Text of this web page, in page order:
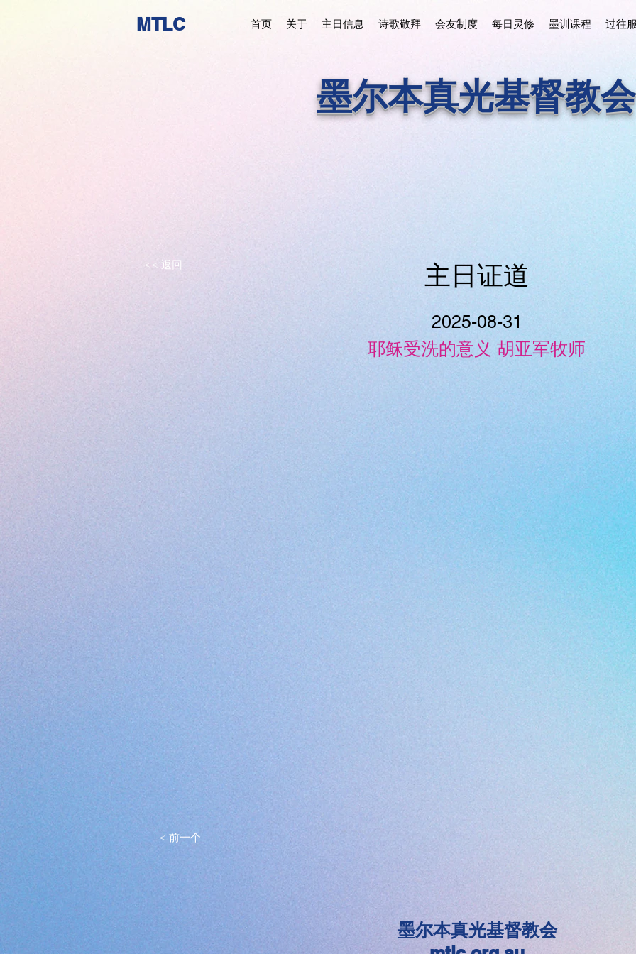
首页 关于 主日信息 诗歌敬拜 会友制度 每日灵修 墨训课程 过往
MTLC
墨尔本真光基督教会
<< 返回 主日证道
2025-08-31
耶稣受洗的意义 胡亚军牧师
< 前一个
墨尔本真光基督教会